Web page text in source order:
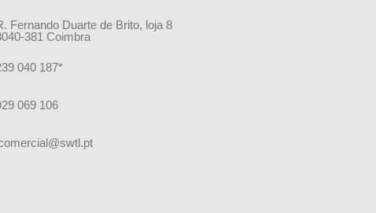
Fernando Duarte de Brito, loja 8
381 Coimbra
040 187*
069 106